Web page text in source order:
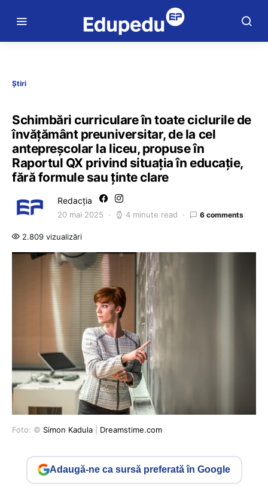
Știri
Schimbări curriculare în toate ciclurile de
învățământ preuniversitar, de la cel
antepreșcolar la liceu, propuse în
Raportul QX privind situația în educație,
fără formule sau ținte clare
Redacția
20 mai 2025 4 minute read 6 comments
2.809 vizualizări
Foto: © Simon Kadula Dreamstime.com
Adaugă-ne ca sursă preferată în Google